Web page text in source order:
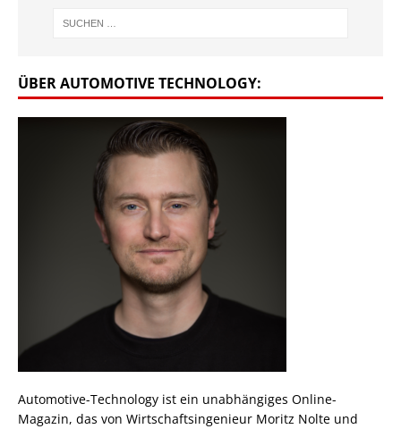
ÜBER AUTOMOTIVE TECHNOLOGY:
Automotive-Technology ist ein unabhängiges Online-
Magazin, das von Wirtschaftsingenieur Moritz Nolte und